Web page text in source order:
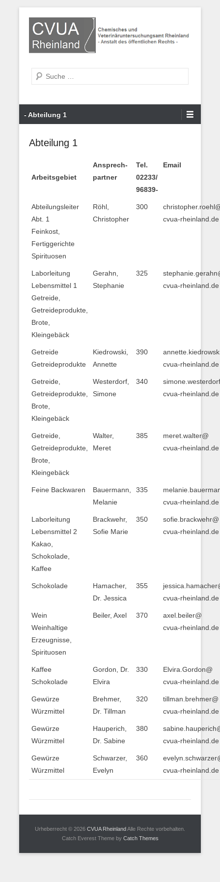
Inhalt
wechseln
Suche
- Abteilung 1
Abteilung 1
Arbeitsgebiet
Ansprech-
partner
Tel.
02233/
96839-
Email
Abteilungsleiter
Abt. 1
Feinkost,
Fertiggerichte
Spirituosen
Röhl,
Christopher
300
cvua-rheinland.de
Laborleitung
Lebensmittel 1
Getreide,
Getreideprodukte,
Brote,
Kleingebäck
Gerahn,
Stephanie
325
cvua-rheinland.de
Getreide
Getreideprodukte
Kiedrowski,
Annette
390
cvua-rheinland.de
Getreide,
Getreideprodukte,
Brote,
Kleingebäck
Westerdorf,
Simone
340
cvua-rheinland.de
Getreide,
Getreideprodukte,
Brote,
Kleingebäck
Walter,
Meret
385
meret.walter@
cvua-rheinland.de
Feine Backwaren
Bauermann,
Melanie
335
cvua-rheinland.de
Laborleitung
Lebensmittel 2
Kakao,
Schokolade,
Kaffee
Brackwehr,
Sofie Marie
350
sofie.brackwehr@
cvua-rheinland.de
Schokolade
Hamacher,
Dr. Jessica
355
cvua-rheinland.de
Wein
Weinhaltige
Erzeugnisse,
Spirituosen
Beiler, Axel 370
axel.beiler@
cvua-rheinland.de
Kaffee
Schokolade
Gordon, Dr.
Elvira
330
Elvira.Gordon@
cvua-rheinland.de
Gewürze
Würzmittel
Brehmer,
Dr. Tillman
320
tillman.brehmer@
cvua-rheinland.de
Gewürze
Würzmittel
Hauperich,
Dr. Sabine
380
cvua-rheinland.de
Gewürze
Würzmittel
Schwarzer,
Evelyn
360
cvua-rheinland.de
Urheberrecht © 2026 CVUA RheinlandAlle Rechte vorbehalten.
Catch Everest Theme by Catch Themes